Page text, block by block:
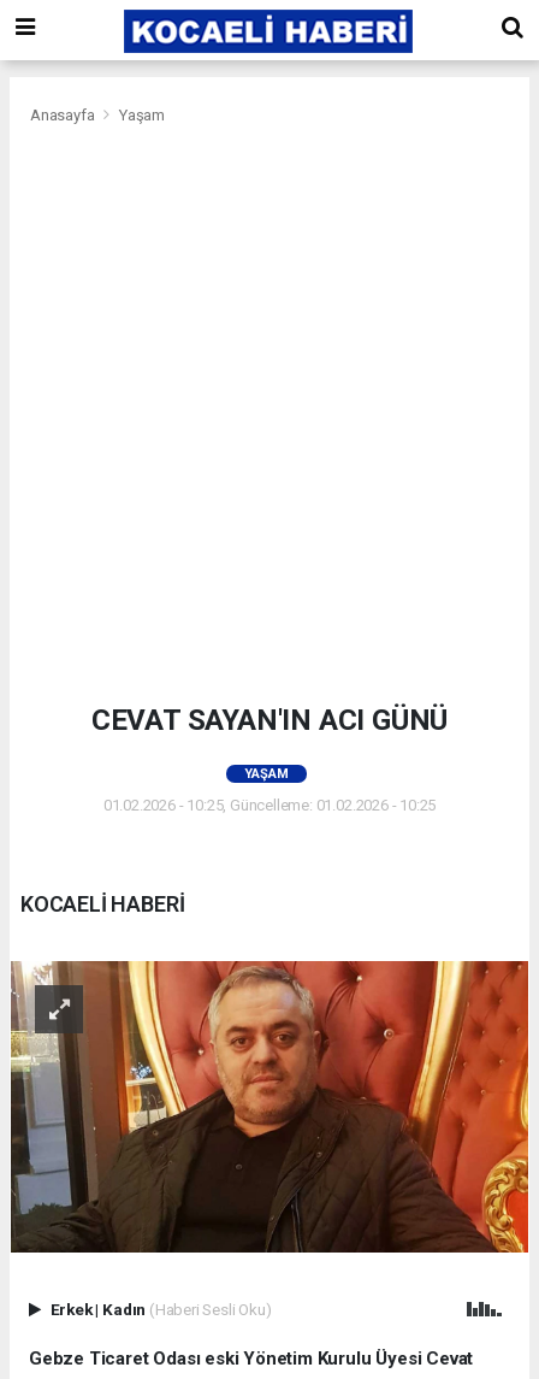
Anasayfa Yaşam
CEVAT SAYAN'IN ACI GÜNÜ
YAŞAM
01.02.2026 - 10:25, Güncelleme: 01.02.2026 - 10:25
KOCAELİ HABERİ
Erkek| Kadın (Haberi Sesli Oku)
Gebze Ticaret Odası eski Yönetim Kurulu Üyesi Cevat